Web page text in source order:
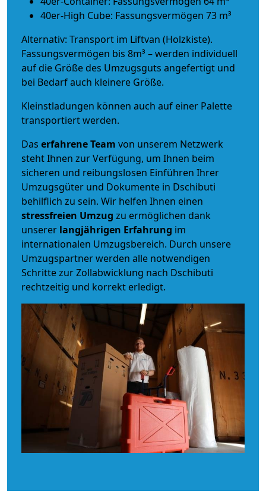
40er-High Cube: Fassungsvermögen 73 m³
Alternativ: Transport im Liftvan (Holzkiste).
Fassungsvermögen bis 8m³ – werden individuell
auf die Größe des Umzugsguts angefertigt und
bei Bedarf auch kleinere Größe.
Kleinstladungen können auch auf einer Palette
transportiert werden.
Das erfahrene Team von unserem Netzwerk
steht Ihnen zur Verfügung, um Ihnen beim
sicheren und reibungslosen Einführen Ihrer
Umzugsgüter und Dokumente in Dschibuti
behilflich zu sein. Wir helfen Ihnen einen
stressfreien Umzug zu ermöglichen dank
unserer langjährigen Erfahrung im
internationalen Umzugsbereich. Durch unsere
Umzugspartner werden alle notwendigen
Schritte zur Zollabwicklung nach Dschibuti
rechtzeitig und korrekt erledigt.